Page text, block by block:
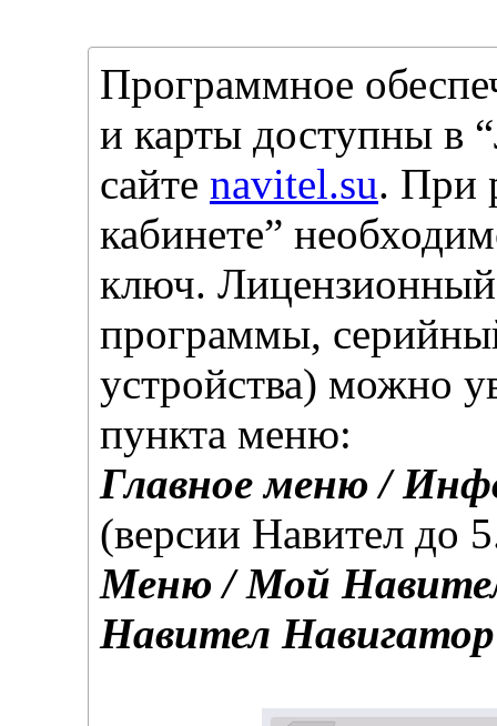
Программное
и карты доступны в
сайте navitel.su. При
кабинете”
ключ.
программы,
устройства) можно
пункта меню:
Главное меню /
(версии Навител до
Меню / Мой
Навител Навигатор